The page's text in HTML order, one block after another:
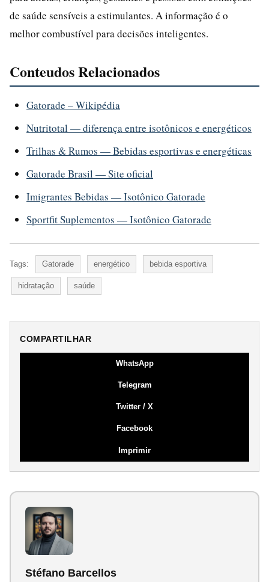
de saúde sensíveis a estimulantes. A informação é o
melhor combustível para decisões inteligentes.
Conteudos Relacionados
Gatorade – Wikipédia
Nutritotal — diferença entre isotônicos e energéticos
Trilhas & Rumos — Bebidas esportivas e energéticas
Gatorade Brasil — Site oficial
Imigrantes Bebidas — Isotônico Gatorade
Sportfit Suplementos — Isotônico Gatorade
Tags: Gatorade energético bebida esportiva
hidratação saúde
COMPARTILHAR
WhatsApp
Telegram
Twitter / X
Facebook
Imprimir
Stéfano Barcellos